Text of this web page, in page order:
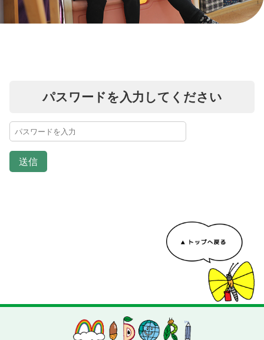
パスワードを入力してください
送信